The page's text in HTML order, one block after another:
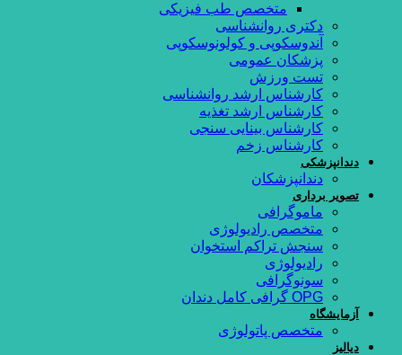
متخصص طب فیزیکی
دکتری روانشناسی
آندوسکوپی و کولونوسکوپی
پزشکان عمومی
تست ورزش
کارشناس ارشد روانشناسی
کارشناس ارشد تغذیه
کارشناس بینایی سنجی
کارشناس زخم
دندانپزشکی
دندانپزشکان
تصویر برداری
ماموگرافی
متخصص رادیولوژی
سنجش تراكم استخوان
رادیولوژی
سونوگرافی
OPG گرافی کامل دندان
آزمایشگاه
متخصص پاتولوژی
دیالیز